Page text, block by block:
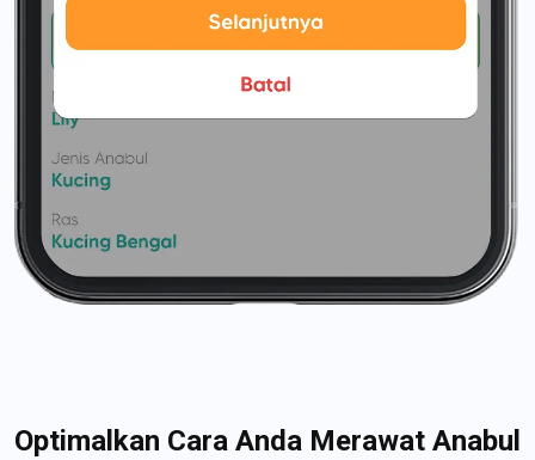
Optimalkan Cara Anda Merawat Anabul